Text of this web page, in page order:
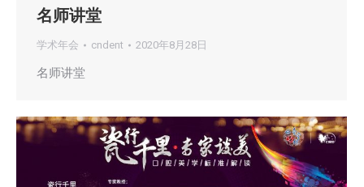
名师讲堂
学术年会 cndent 2020年8月28日
名师讲堂